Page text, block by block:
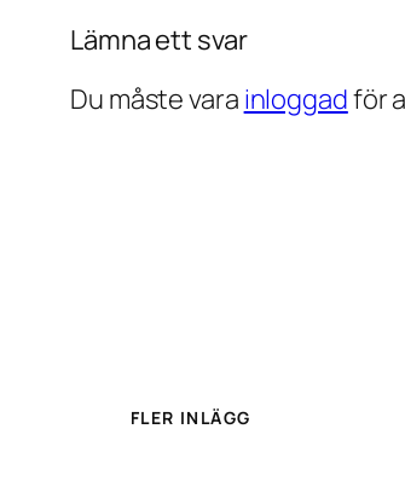
Lämna ett svar
Du måste vara inloggadför
FLER INLÄGG